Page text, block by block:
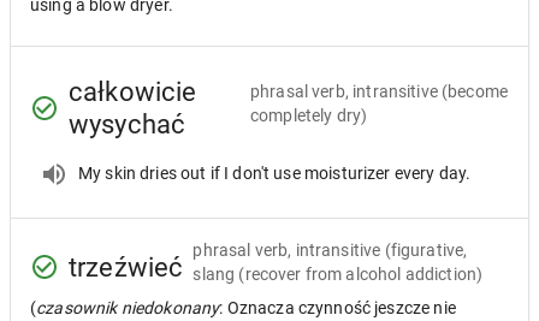
using a blow dryer.
całkowicie
wysychać
phrasal verb, intransitive (become
completely dry)
My skin dries out if I don't use moisturizer every day.
trzeźwieć
phrasal verb, intransitive (figurative,
slang (recover from alcohol addiction)
(czasownik niedokonany: Oznacza czynność jeszcze nie